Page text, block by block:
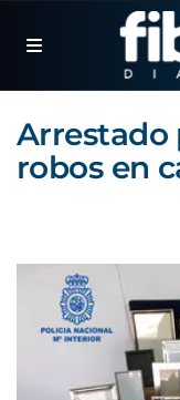
Arrestado
robos en